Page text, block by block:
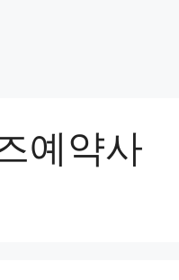
예약사